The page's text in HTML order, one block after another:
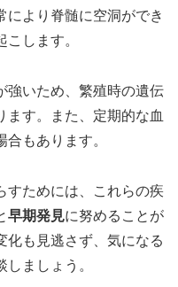
により脊髄に空洞ができ
します。
強いため、繁殖時の遺伝
ます。また、定期的な血
もあります。
すためには、これらの疾
早期発見に努めることが
化も見逃さず、気になる
ましょう。